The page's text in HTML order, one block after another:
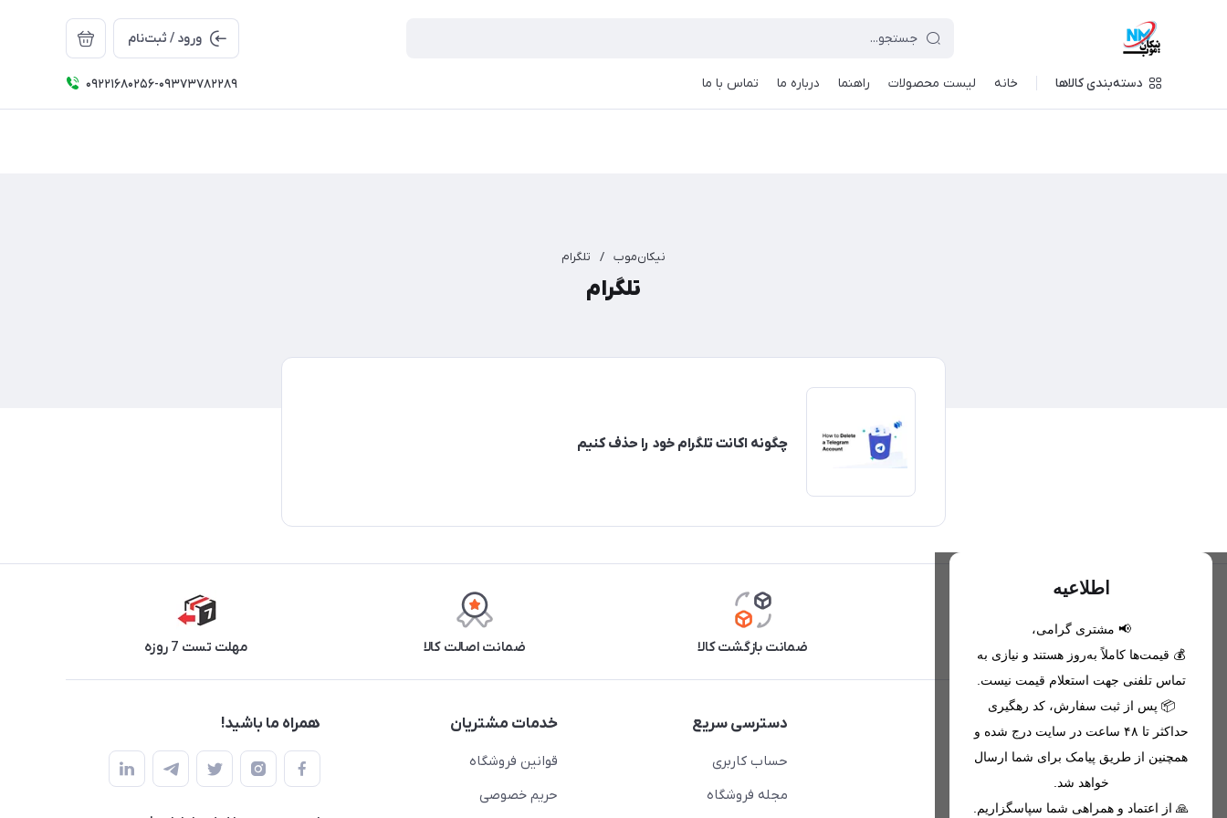
ورود / ثبت‌نام
دسته‌بندی کالاها خانه لیست محصولات راهنما درباره ما تماس با ما 09221680256-09373782289
نیکان‌موب / تلگرام
تلگرام
چگونه اکانت تلگرام خود را حذف کنیم
اطلاعیه
📢 مشتری گرامی،
💰 قیمت‌ها کاملاً به‌روز هستند و نیازی به
تماس تلفنی جهت استعلام قیمت نیست.
📦 پس از ثبت سفارش، کد رهگیری
حداکثر تا ۴۸ ساعت در سایت درج شده و
همچنین از طریق پیامک برای شما ارسال
خواهد شد.
🙏 از اعتماد و همراهی شما سپاسگزاریم.
تحویل اکسپرس(با هماهنگی) ضمانت بازگشت کالا ضمانت اصالت کالا مهلت تست 7 روزه
اطلاعات تماس
09221680256 - 09373782289
nikanmobstore@gmail.com
دسترسی سریع
حساب کاربری
مجله فروشگاه
خدمات مشتریان
قوانین فروشگاه
حریم خصوصی
همراه ما باشید!